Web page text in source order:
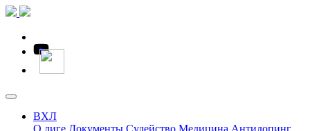
ВХЛ
О лиге Документы Судейство Медицина Антидопинг